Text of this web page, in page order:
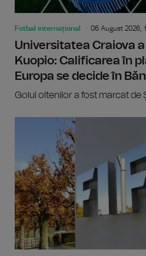
Fotbal internațional 06 August 2026,
Universitatea Craiova
Kuopio: Calificarea în
Europa se decide în
Golul oltenilor a fost marcat de